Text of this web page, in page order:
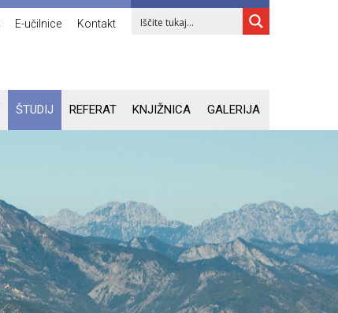
E-učilnice Kontakt
ŠTUDIJ REFERAT KNJIŽNICA GALERIJA